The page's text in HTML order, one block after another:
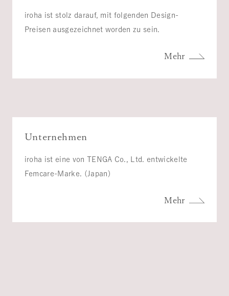
iroha ist stolz darauf, mit folgenden Design-
Preisen ausgezeichnet worden zu sein.
Mehr
Unternehmen
iroha ist eine von TENGA Co., Ltd. entwickelte
Femcare-Marke. (Japan)
Mehr